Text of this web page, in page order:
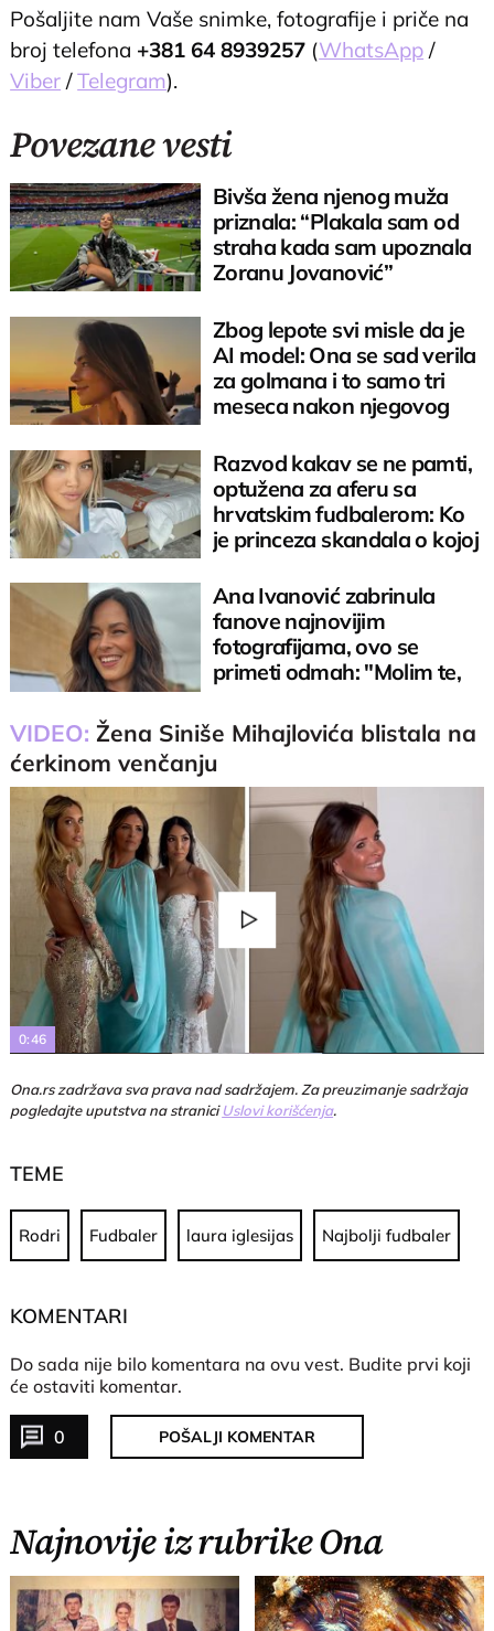
Pošaljite nam Vaše snimke, fotografije i priče na
broj telefona +381 64 8939257 (WhatsApp /
Viber /Telegram).
Povezane vesti
Bivša žena njenog muža
priznala: “Plakala sam od
straha kada sam upoznala
Zoranu Jovanović”
Zbog lepote svi misle da je
AI model: Ona se sad verila
za golmana i to samo tri
meseca nakon njegovog
Razvod kakav se ne pamti,
optužena za aferu sa
hrvatskim fudbalerom: Ko
je princeza skandala o kojoj
Ana Ivanović zabrinula
fanove najnovijim
fotografijama, ovo se
primeti odmah: "Molim te,
VIDEO: Žena Siniše Mihajlovića blistala na
ćerkinom venčanju
Play
Video
0:46
Ona.rs zadržava sva prava nad sadržajem. Za preuzimanje sadržaja
pogledajte uputstva na straniciUslovi korišćenja.
TEME
Rodri Fudbaler laura iglesijas Najbolji fudbaler
KOMENTARI
Do sada nije bilo komentara na ovu vest. Budite prvi koji
će ostaviti komentar.
0 POŠALJI KOMENTAR
Najnovije iz rubrike Ona